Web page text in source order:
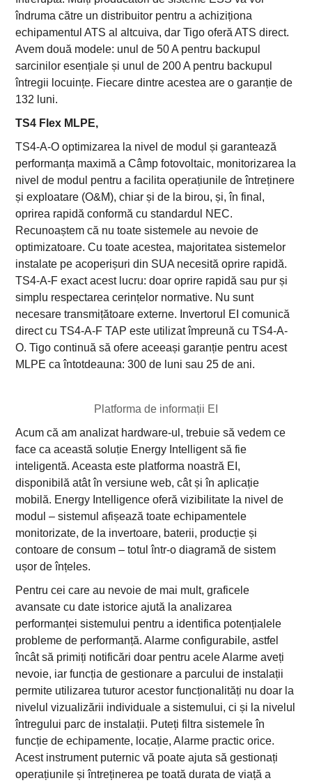
îndruma către un distribuitor pentru a achiziționa
echipamentul ATS al altcuiva, dar Tigo oferă ATS direct.
Avem două modele: unul de 50 A pentru backupul
sarcinilor esențiale și unul de 200 A pentru backupul
întregii locuințe. Fiecare dintre acestea are o garanție de
132 luni.
TS4 Flex MLPE,
TS4-A-O optimizarea la nivel de modul și garantează
performanța maximă a Câmp fotovoltaic, monitorizarea la
nivel de modul pentru a facilita operațiunile de întreținere
și exploatare (O&M), chiar și de la birou, și, în final,
oprirea rapidă conformă cu standardul NEC.
Recunoaștem că nu toate sistemele au nevoie de
optimizatoare. Cu toate acestea, majoritatea sistemelor
instalate pe acoperișuri din SUA necesită oprire rapidă.
TS4-A-F exact acest lucru: doar oprire rapidă sau pur și
simplu respectarea cerințelor normative. Nu sunt
necesare transmițătoare externe. Invertorul EI comunică
direct cu TS4-A-F TAP este utilizat împreună cu TS4-A-
O. Tigo continuă să ofere aceeași garanție pentru acest
MLPE ca întotdeauna: 300 de luni sau 25 de ani.
Platforma de informații EI
Acum că am analizat hardware-ul, trebuie să vedem ce
face ca această soluție Energy Intelligent să fie
inteligentă. Aceasta este platforma noastră EI,
disponibilă atât în versiune web, cât și în aplicație
mobilă. Energy Intelligence oferă vizibilitate la nivel de
modul – sistemul afișează toate echipamentele
monitorizate, de la invertoare, baterii, producție și
contoare de consum – totul într-o diagramă de sistem
ușor de înțeles.
Pentru cei care au nevoie de mai mult, graficele
avansate cu date istorice ajută la analizarea
performanței sistemului pentru a identifica potențialele
probleme de performanță. Alarme configurabile, astfel
încât să primiți notificări doar pentru acele Alarme aveți
nevoie, iar funcția de gestionare a parcului de instalații
permite utilizarea tuturor acestor funcționalități nu doar la
nivelul vizualizării individuale a sistemului, ci și la nivelul
întregului parc de instalații. Puteți filtra sistemele în
funcție de echipamente, locație, Alarme practic orice.
Acest instrument puternic vă poate ajuta să gestionați
operațiunile și întreținerea pe toată durata de viață a